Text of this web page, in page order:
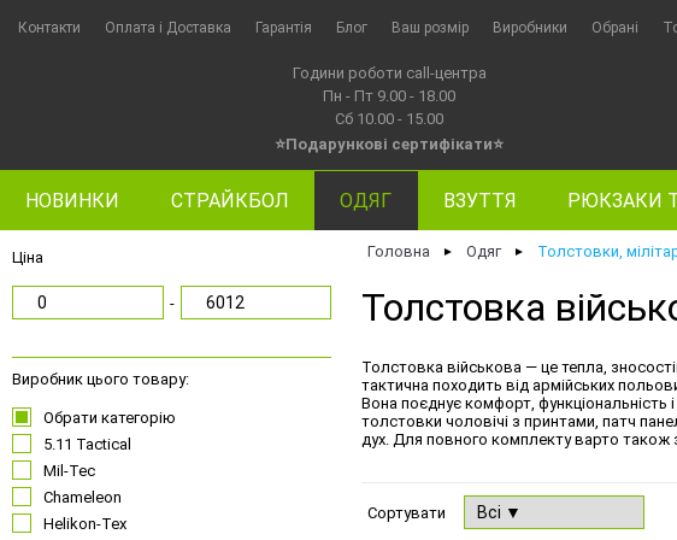
Контакти Оплата i Доставка Гарантія Блог Ваш розмір Виробники Обрані
Години роботи call-центра
Пн - Пт 9.00 - 18.00
Сб 10.00 - 15.00
⭐Подарункові сертифікати⭐
НОВИНКИ СТРАЙКБОЛ ОДЯГ ВЗУТТЯ РЮКЗАКИ
Ціна
-
Виробник цього товару:
Обрати категорію
5.11 Tactical
Mil-Tec
Chameleon
Helikon-Tex
Головна ► Одяг ► Толстовки,
Толстовка
Толстовка військова — це тепла,
тактична походить від армійських
Вона поєднує комфорт, функціональність
толстовки чоловічі з принтами, патч
дух. Для повного комплекту варто також
Сортувати